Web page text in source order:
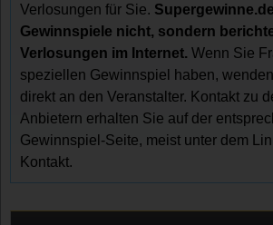
Verlosungen für Sie.
Gewinnspiele nicht, sondern
Verlosungen im Internet. Wenn Sie
speziellen Gewinnspiel haben,
direkt an den Veranstalter. Kontakt zu
Anbietern erhalten Sie auf der
Gewinnspiel-Seite, meist unter dem
Kontakt.